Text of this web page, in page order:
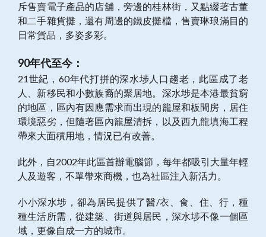
斥售賣電子產品的店舖，旁邊的桂林街，又點綴著古董
和二手雜貨攤，還有周邊的鐵皮攤檔，售賣琳琅滿目的
日常貨品，多姿多彩。
90年代至今：
21世紀，60年代打拼的深水埗人口趨老，此區成了老
人、新移民和小數族裔的聚居地。深水埗是本港最貧窮
的地區，區內有因應需求而出現的籠屋和板間房，居住
環境惡劣，但隨著區內籠屋清拆，以及西九龍填海工程
帶來大面積用地，情況已有改善。
此外，自2002年此區首辦電腦節，每年都吸引大量年輕
人及遊客，不單帶來商機，也為社區注入新活力。
小小深水埗，卻為居民提供了醫/衣、食、住、行，種
種生活所需，從建築、街道與居民，深水埗不像一個區
域，更像自成一方的城市。